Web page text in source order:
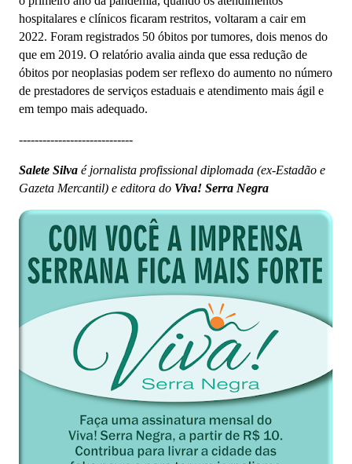
hospitalares e clínicos ficaram restritos, voltaram a cair em
2022. Foram registrados 50 óbitos por tumores, dois menos do
que em 2019. O relatório avalia ainda que essa redução de
óbitos por neoplasias podem ser reflexo do aumento no número
de prestadores de serviços estaduais e atendimento mais ágil e
em tempo mais adequado.
-----------------------------
Salete Silva é jornalista profissional diplomada (ex-Estadão e
Gazeta Mercantil) e editora do Viva! Serra Negra